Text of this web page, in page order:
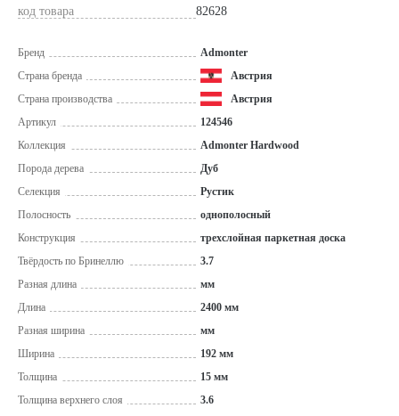
код товара 82628
Бренд
Admonter
Страна бренда
Австрия
Страна производства
Австрия
Артикул
124546
Коллекция
Admonter Hardwood
Порода дерева
Дуб
Селекция
Рустик
Полосность
однополосный
Конструкция
трехслойная паркетная доска
Твёрдость по Бринеллю
3.7
Разная длина
мм
Длина
2400 мм
Разная ширина
мм
Ширина
192 мм
Толщина
15 мм
Толщина верхнего слоя
3.6